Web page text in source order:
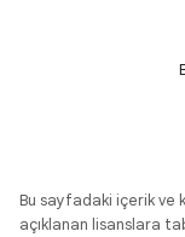
Bu sayfadaki içerik ve
açıklanan lisanslara